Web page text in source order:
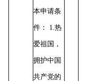
本申请条
件： 1.热
爱祖国，
拥护中国
共产党的